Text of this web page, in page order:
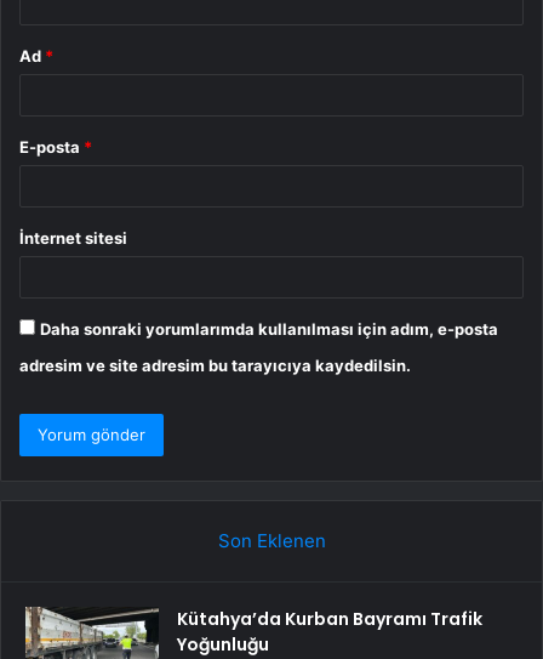
Ad *
E-posta *
İnternet sitesi
Daha sonraki yorumlarımda kullanılması için adım, e-posta
adresim ve site adresim bu tarayıcıya kaydedilsin.
Son Eklenen
Kütahya’da Kurban Bayramı Trafik
Yoğunluğu